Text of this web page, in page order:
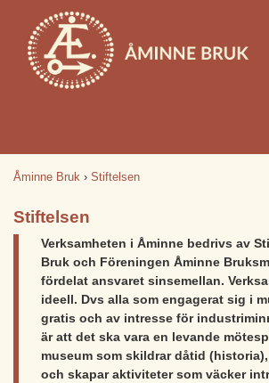
Åminne Bruk › Stiftelsen
Stiftelsen
Verksamheten i Åminne bedrivs av
Bruk och Föreningen Åminne
fördelat ansvaret sinsemellan.
ideell. Dvs alla som engagerat sig i
gratis och av intresse för
är att det ska vara en levande
museum som skildrar dåtid
och skapar aktiviteter som väcker